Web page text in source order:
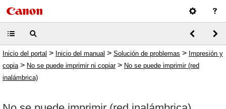
Inicio del portal > Inicio del manual > Solución de problemas > Impresión y
copia > No se puede imprimir ni copiar> No se puede imprimir (red
inalámbrica)